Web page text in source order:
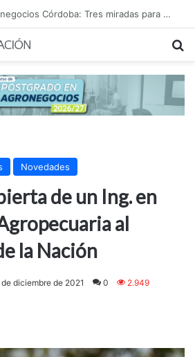
Congreso de Agronegocios Córdoba: Tres miradas para interpretar el escenario y tomar mejores decisiones
Novedades
de un Ing. en
al
la Nación
diciembre de 2021 0 2.949